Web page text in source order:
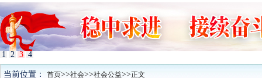
1 2 3 4
当前位置： 首页>>社会>>社会公益>>正文